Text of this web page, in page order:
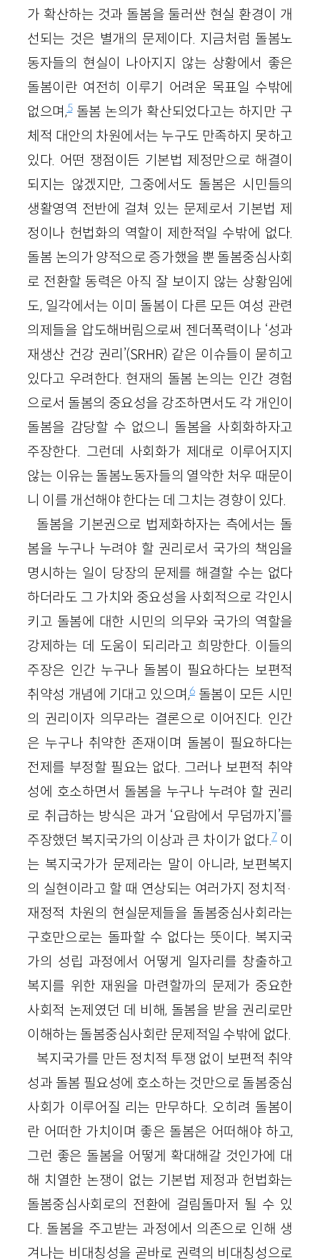
가 확산하는 것과 돌봄을 둘러싼 현실 환경이 개
선되는 것은 별개의 문제이다. 지금처럼 돌봄노
동자들의 현실이 나아지지 않는 상황에서 좋은
돌봄이란 여전히 이루기 어려운 목표일 수밖에
없으며,5돌봄 논의가 확산되었다고는 하지만 구
체적 대안의 차원에서는 누구도 만족하지 못하고
있다. 어떤 쟁점이든 기본법 제정만으로 해결이
되지는 않겠지만, 그중에서도 돌봄은 시민들의
생활영역 전반에 걸쳐 있는 문제로서 기본법 제
정이나 헌법화의 역할이 제한적일 수밖에 없다.
돌봄 논의가 양적으로 증가했을 뿐 돌봄중심사회
로 전환할 동력은 아직 잘 보이지 않는 상황임에
도, 일각에서는 이미 돌봄이 다른 모든 여성 관련
의제들을 압도해버림으로써 젠더폭력이나 ‘성과
재생산 건강 권리’(SRHR) 같은 이슈들이 묻히고
있다고 우려한다. 현재의 돌봄 논의는 인간 경험
으로서 돌봄의 중요성을 강조하면서도 각 개인이
돌봄을 감당할 수 없으니 돌봄을 사회화하자고
주장한다. 그런데 사회화가 제대로 이루어지지
않는 이유는 돌봄노동자들의 열악한 처우 때문이
니 이를 개선해야 한다는 데 그치는 경향이 있다.
돌봄을 기본권으로 법제화하자는 측에서는 돌
봄을 누구나 누려야 할 권리로서 국가의 책임을
명시하는 일이 당장의 문제를 해결할 수는 없다
하더라도 그 가치와 중요성을 사회적으로 각인시
키고 돌봄에 대한 시민의 의무와 국가의 역할을
강제하는 데 도움이 되리라고 희망한다. 이들의
주장은 인간 누구나 돌봄이 필요하다는 보편적
취약성 개념에 기대고 있으며,6돌봄이 모든 시민
의 권리이자 의무라는 결론으로 이어진다. 인간
은 누구나 취약한 존재이며 돌봄이 필요하다는
전제를 부정할 필요는 없다. 그러나 보편적 취약
성에 호소하면서 돌봄을 누구나 누려야 할 권리
로 취급하는 방식은 과거 ‘요람에서 무덤까지’를
주장했던 복지국가의 이상과 큰 차이가 없다.7이
는 복지국가가 문제라는 말이 아니라, 보편복지
의 실현이라고 할 때 연상되는 여러가지 정치적·
재정적 차원의 현실문제들을 돌봄중심사회라는
구호만으로는 돌파할 수 없다는 뜻이다. 복지국
가의 성립 과정에서 어떻게 일자리를 창출하고
복지를 위한 재원을 마련할까의 문제가 중요한
사회적 논제였던 데 비해, 돌봄을 받을 권리로만
이해하는 돌봄중심사회란 문제적일 수밖에 없다.
복지국가를 만든 정치적 투쟁 없이 보편적 취약
성과 돌봄 필요성에 호소하는 것만으로 돌봄중심
사회가 이루어질 리는 만무하다. 오히려 돌봄이
란 어떠한 가치이며 좋은 돌봄은 어떠해야 하고,
그런 좋은 돌봄을 어떻게 확대해갈 것인가에 대
해 치열한 논쟁이 없는 기본법 제정과 헌법화는
돌봄중심사회로의 전환에 걸림돌마저 될 수 있
다. 돌봄을 주고받는 과정에서 의존으로 인해 생
겨나는 비대칭성을 곧바로 권력의 비대칭성으로